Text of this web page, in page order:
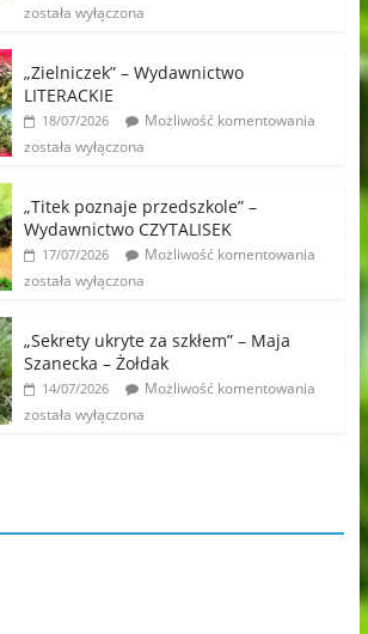
została wyłączona
„Zielniczek” – Wydawnictwo
LITERACKIE
18/07/2026
Możliwość komentowania
została wyłączona
„Titek poznaje przedszkole” –
Wydawnictwo CZYTALISEK
17/07/2026
Możliwość komentowania
została wyłączona
„Sekrety ukryte za szkłem” – Maja
Szanecka – Żołdak
14/07/2026
Możliwość komentowania
została wyłączona